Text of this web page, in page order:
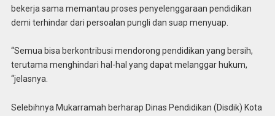
bekerja sama memantau proses penyelenggaraan pendidikan
demi terhindar dari persoalan pungli dan suap menyuap.
“Semua bisa berkontribusi mendorong pendidikan yang bersih,
terutama menghindari hal-hal yang dapat melanggar hukum,
“jelasnya.
Selebihnya Mukarramah berharap Dinas Pendidikan (Disdik) Kota